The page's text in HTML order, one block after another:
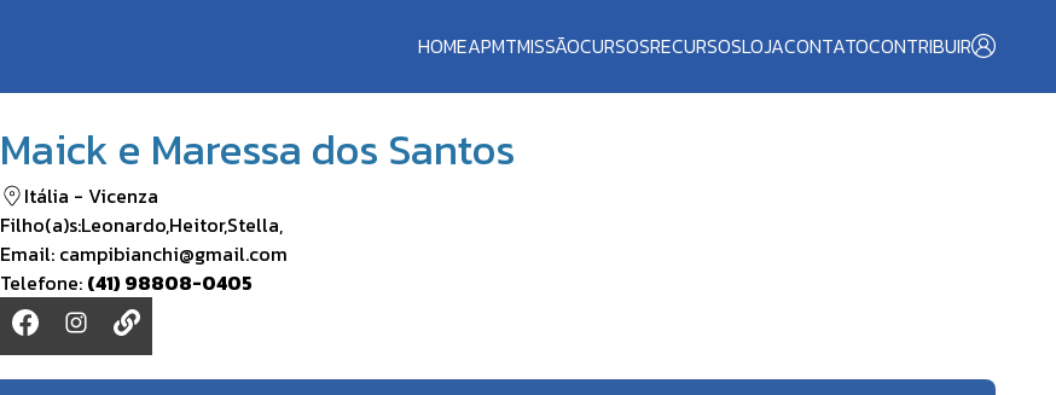
HOMEAPMTMISSÃOCURSOSRECURSOSLOJACONTATOCONTRIBUIR
Maick e Maressa dos Santos
Itália - Vicenza
Filho(a)s:Leonardo,Heitor,Stella,
Email: campibianchi@gmail.com
Telefone: (41) 98808-0405